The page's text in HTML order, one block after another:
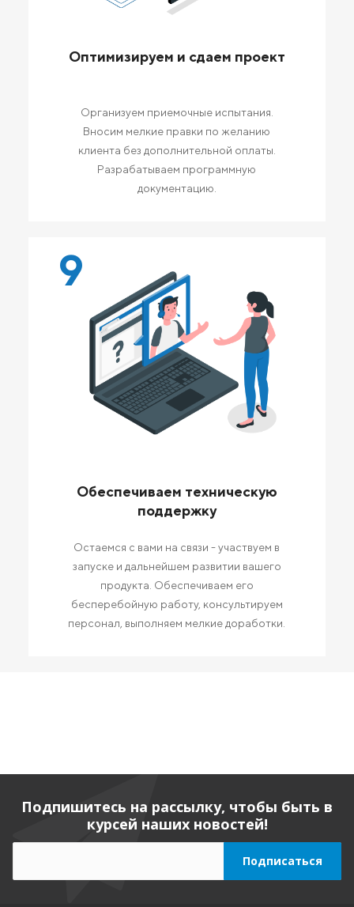
Оптимизируем и сдаем проект
Организуем приемочные испытания.
Вносим мелкие правки по желанию
клиента без дополнительной оплаты.
Разрабатываем программную
документацию.
9
Обеспечиваем техническую
поддержку
Остаемся с вами на связи - участвуем в
запуске и дальнейшем развитии вашего
продукта. Обеспечиваем его
бесперебойную работу, консультируем
персонал, выполняем мелкие доработки.
Подпишитесь на рассылку, чтобы быть в
курсей наших новостей!